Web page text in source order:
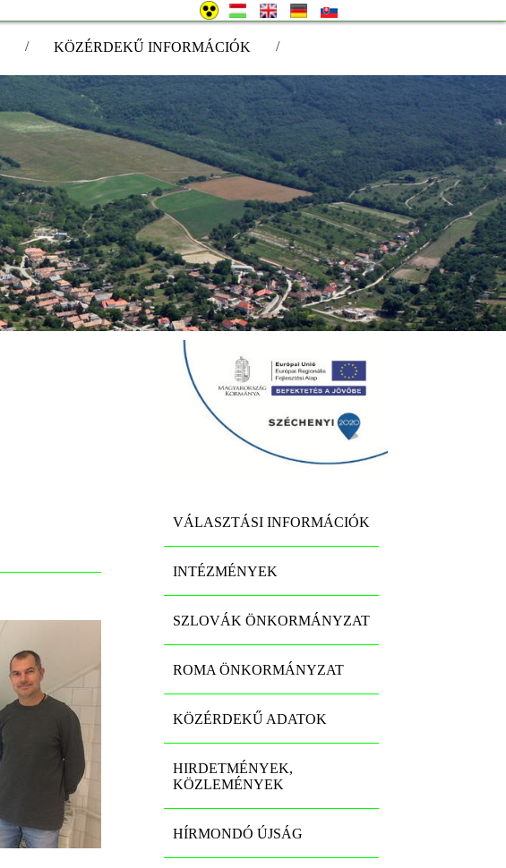
/ KÖZÉRDEKŰ INFORMÁCIÓK /
VÁLASZTÁSI INFORMÁCIÓK
INTÉZMÉNYEK
SZLOVÁK ÖNKORMÁNYZAT
ROMA ÖNKORMÁNYZAT
KÖZÉRDEKŰ ADATOK
HIRDETMÉNYEK,
KÖZLEMÉNYEK
HÍRMONDÓ ÚJSÁG